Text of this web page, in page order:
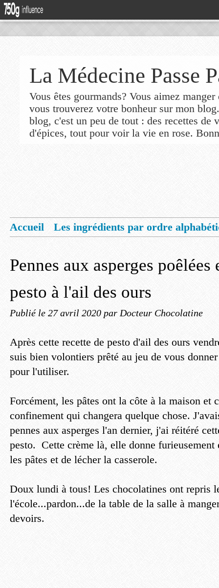
La Médecine Passe
Vous êtes gourmands? Vous aimez
vous trouverez votre bonheur sur mon
blog, c'est un peu de tout : des recettes de
d'épices, tout pour voir la vie en rose.
Accueil
Les ingrédients par ordre
Pennes aux asperges poêlées
pesto à l'ail des ours
Publié le 27 avril 2020 par Docteur Chocolatine
Après cette recette de pesto d'ail des ours
suis bien volontiers prêté au jeu de vous
pour l'utiliser.
Forcément, les pâtes ont la côte à la maison et
confinement qui changera quelque chose.
pennes aux asperges l'an dernier, j'ai réitéré
pesto. Cette crème là, elle donne
les pâtes et de lécher la casserole.
Doux lundi à tous! Les chocolatines ont repris
l'école...pardon...de la table de la salle à
devoirs.